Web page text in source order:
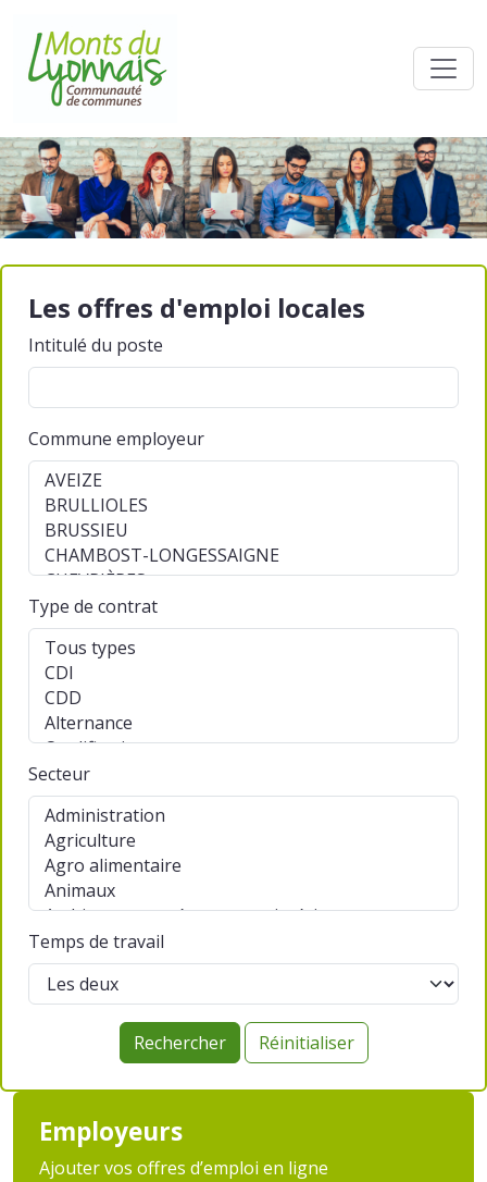
Les offres d'emploi locales
Intitulé du poste
Commune employeur
Type de contrat
Secteur
Temps de travail
Rechercher Réinitialiser
Employeurs
Ajouter vos offres d’emploi en ligne